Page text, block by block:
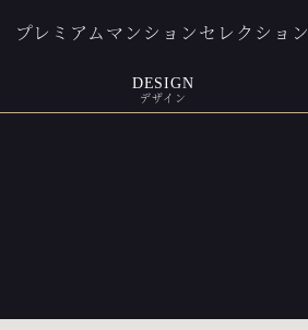
プレミアムマンションセレクション
DESIGN
デザイン